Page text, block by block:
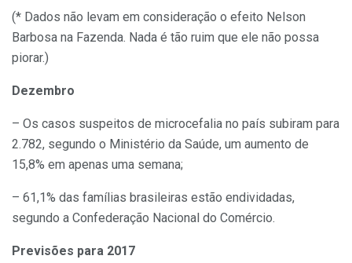
(* Dados não levam em consideração o efeito Nelson
Barbosa na Fazenda. Nada é tão ruim que ele não possa
piorar.)
Dezembro
– Os casos suspeitos de microcefalia no país subiram para
2.782, segundo o Ministério da Saúde, um aumento de
15,8% em apenas uma semana;
– 61,1% das famílias brasileiras estão endividadas,
segundo a Confederação Nacional do Comércio.
Previsões para 2017